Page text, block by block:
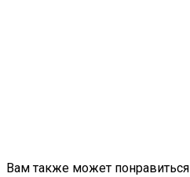
Вам также может понравиться